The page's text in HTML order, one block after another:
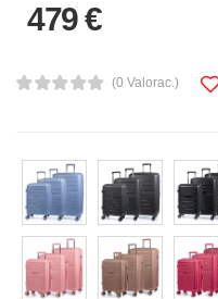
479 €
(0 Valorac.)